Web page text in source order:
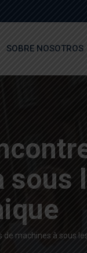
SOBRE NOSOTROS
sous
machines à sous